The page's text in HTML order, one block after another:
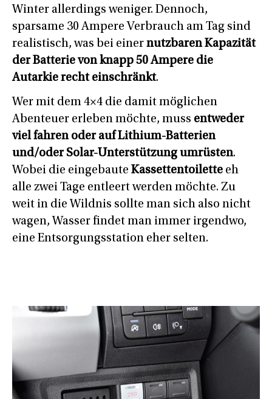
Winter allerdings weniger. Dennoch,
sparsame 30 Ampere Verbrauch am Tag sind
realistisch, was bei einer nutzbaren Kapazität
der Batterie von knapp 50 Ampere die
Autarkie recht einschränkt.
Wer mit dem 4×4 die damit möglichen
Abenteuer erleben möchte, muss entweder
viel fahren oder auf Lithium-Batterien
und/oder Solar-Unterstützung umrüsten.
Wobei die eingebaute Kassettentoilette eh
alle zwei Tage entleert werden möchte. Zu
weit in die Wildnis sollte man sich also nicht
wagen, Wasser findet man immer irgendwo,
eine Entsorgungsstation eher selten.